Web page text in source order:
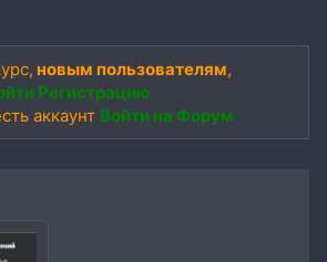
новым пользователям,
Регистрацию
аккаунт Войти на Форум